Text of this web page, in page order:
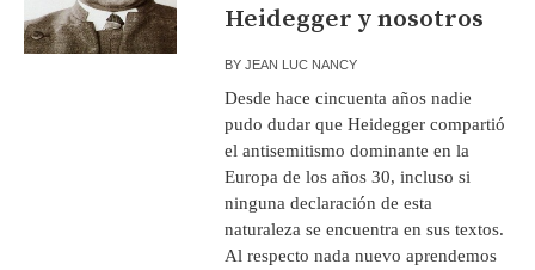
Heidegger y nosotros
BYJEAN LUC NANCY
Desde hace cincuenta años nadie
pudo dudar que Heidegger compartió
el antisemitismo dominante en la
Europa de los años 30, incluso si
ninguna declaración de esta
naturaleza se encuentra en sus textos.
Al respecto nada nuevo aprendemos